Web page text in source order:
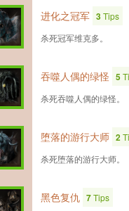
进化之冠军 3Tips
杀死冠军维克多。
吞噬人偶的绿怪 5
杀死吞噬人偶的绿怪。
堕落的游行大师 2
杀死堕落的游行大师。
黑色复仇 7Tips